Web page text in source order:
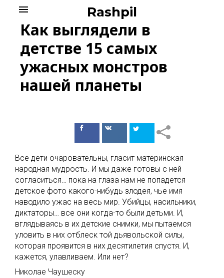
content
Rashpil
menu
Как выглядели в
детстве 15 самых
ужасных монстров
нашей планеты
ПоделитьсяПоделиться
Все дети очаровательны, гласит материнская
народная мудрость. И мы даже готовы с ней
согласиться… пока на глаза нам не попадется
детское фото какого-нибудь злодея, чье имя
наводило ужас на весь мир. Убийцы, насильники,
диктаторы… все они когда-то были детьми. И,
вглядываясь в их детские снимки, мы пытаемся
уловить в них отблеск той дьявольской силы,
которая проявится в них десятилетия спустя. И,
кажется, улавливаем. Или нет?
Николае Чаушеску